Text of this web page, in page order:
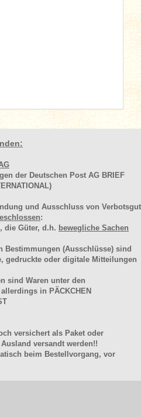
der Deutschen Post AG BRIEF
und Ausschluss von Verbotsgut
:
die Güter, d.h. bewegliche Sachen
Bestimmungen (Ausschlüsse) sind
gedruckte oder digitale Mitteilungen
sind Waren unter den
in PÄCKCHEN
versichert als Paket oder
versandt werden!!
beim Bestellvorgang, vor